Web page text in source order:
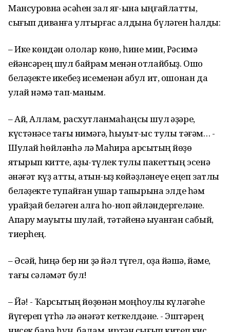
Мансуровна әсәһен зал яғ-ына ыңғайлатты,
сығып диванға ултырғас алдына бүләген һалды:
– Ике көндән ололар көнө, һине мин, Рәсимә
ейәнсәрең шул байрам менән ҡотлайбыҙ. Ошо
беләҙекте икебеҙ исеменән ҡабул ит, ошонан да
ҡулай нәмә тап-маным.
– Ай, Аллам, расхутланмаһаңсы шул ҡәҙәре,
күстәнәсе тағы нимәгә, һыуыт-ҡыс тулы тәғәм… -
Шулай һөйләнһә лә Маһира ҡарсыҡтың йөҙө
яҡтырып китте, аҙыҡ-түлек тулы пакеттың эсенә
ҡәнәғәт күҙ атты, ҡатын-ҡыҙ көйәҙләнеүе еңеп затлы
беләҙекте тупайған ҡушҡар тапҡырына элде һәм
ҡурайҙай беләген алға һо-ноп әйләндергеләне.
Апаруҡ мауыҡты шулай, тәтәйенә ҡыуанған сабый,
тиерһең.
– Әсәй, һиңә бер ни ҙә йәл түгел, оҙаҡ йәшә, йәме,
тағы сәләмәт бул!
– Йә! - Ҡарсыҡтың йөҙөнән моңһоулыҡ күләгәһе
йүгереп үтһә лә ҡәнәғәт кеткелдәне. - Эштәрең